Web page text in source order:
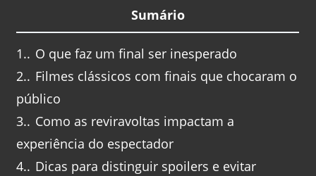
Sumário
1. O que faz um final ser inesperado
2. Filmes clássicos com finais que chocaram o
público
3. Como as reviravoltas impactam a
experiência do espectador
4. Dicas para distinguir spoilers e evitar